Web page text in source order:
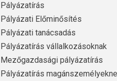
Pályázatírás
Pályázati Előminősítés
Pályázati tanácsadás
Pályázatírás vállalkozásoknak
Mezőgazdasági pályázatírás
Pályázatírás